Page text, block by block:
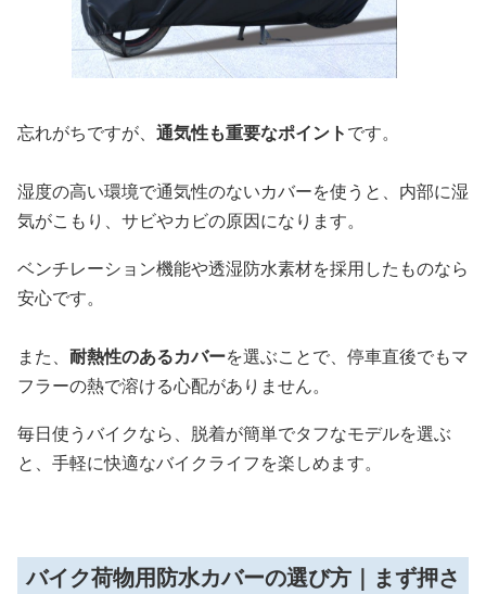
忘れがちですが、 通気性も重要なポイントです。
湿度の高い環境で通気性のないカバーを使うと、内部に湿
気がこもり、サビやカビの原因になります。
ベンチレーション機能や透湿防水素材を採用したものなら
安心です。
また、 耐熱性のあるカバーを選ぶことで、停車直後でもマ
フラーの熱で溶ける心配がありません。
毎日使うバイクなら、脱着が簡単でタフなモデルを選ぶ
と、手軽に快適なバイクライフを楽しめます。
バイク荷物用防水カバーの選び方｜まず押さ